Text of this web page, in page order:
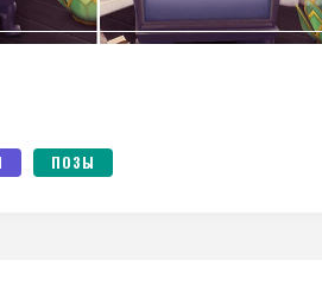
ПОЗЫ